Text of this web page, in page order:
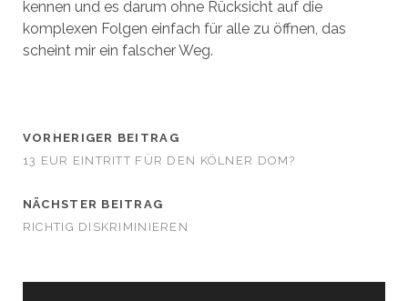
kennen und es darum ohne Rücksicht auf die
komplexen Folgen einfach für alle zu öffnen, das
scheint mir ein falscher Weg.
VORHERIGER BEITRAG
13 EUR EINTRITT FÜR DEN KÖLNER DOM?
NÄCHSTER BEITRAG
RICHTIG DISKRIMINIEREN